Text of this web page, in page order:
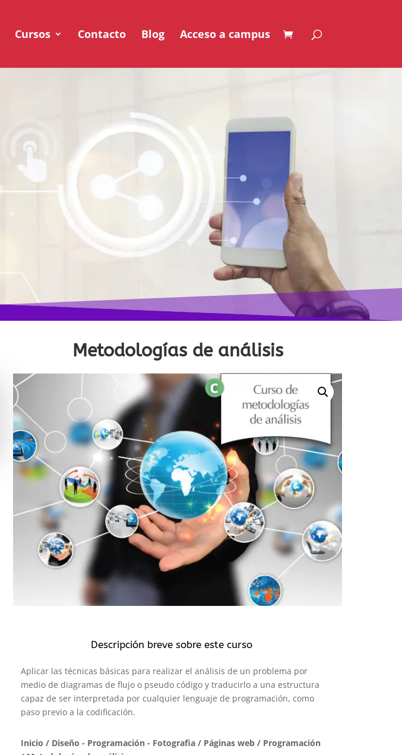
Cursos Contacto Blog Acceso a campus
Metodologías de análisis
Descripción breve sobre este curso
Aplicar las técnicas básicas para realizar el análisis de un problema por
medio de diagramas de flujo o pseudo código y traducirlo a una estructura
capaz de ser interpretada por cualquier lenguaje de programación, como
paso previo a la codificación.
Inicio / Diseño - Programación - Fotografia/ Páginas web / Programación